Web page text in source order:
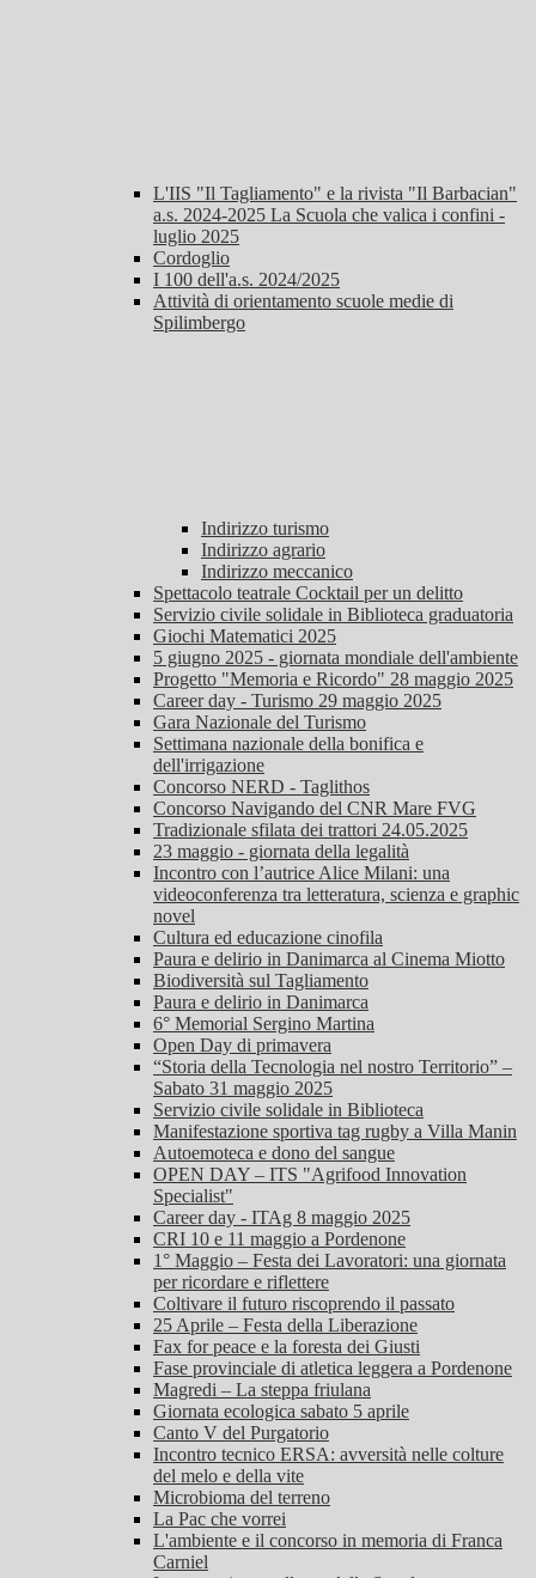
L'IIS "Il Tagliamento" e la rivista "Il Barbacian"
a.s. 2024-2025 La Scuola che valica i confini -
luglio 2025
Cordoglio
I 100 dell'a.s. 2024/2025
Attività di orientamento scuole medie di
Spilimbergo
Indirizzo turismo
Indirizzo agrario
Indirizzo meccanico
Spettacolo teatrale Cocktail per un delitto
Servizio civile solidale in Biblioteca graduatoria
Giochi Matematici 2025
5 giugno 2025 - giornata mondiale dell'ambiente
Progetto "Memoria e Ricordo" 28 maggio 2025
Career day - Turismo 29 maggio 2025
Gara Nazionale del Turismo
Settimana nazionale della bonifica e
dell'irrigazione
Concorso NERD - Taglithos
Concorso Navigando del CNR Mare FVG
Tradizionale sfilata dei trattori 24.05.2025
23 maggio - giornata della legalità
Incontro con l’autrice Alice Milani: una
videoconferenza tra letteratura, scienza e graphic
novel
Cultura ed educazione cinofila
Paura e delirio in Danimarca al Cinema Miotto
Biodiversità sul Tagliamento
Paura e delirio in Danimarca
6° Memorial Sergino Martina
Open Day di primavera
“Storia della Tecnologia nel nostro Territorio” –
Sabato 31 maggio 2025
Servizio civile solidale in Biblioteca
Manifestazione sportiva tag rugby a Villa Manin
Autoemoteca e dono del sangue
OPEN DAY – ITS "Agrifood Innovation
Specialist"
Career day - ITAg 8 maggio 2025
CRI 10 e 11 maggio a Pordenone
1° Maggio – Festa dei Lavoratori: una giornata
per ricordare e riflettere
Coltivare il futuro riscoprendo il passato
25 Aprile – Festa della Liberazione
Fax for peace e la foresta dei Giusti
Fase provinciale di atletica leggera a Pordenone
Magredi – La steppa friulana
Giornata ecologica sabato 5 aprile
Canto V del Purgatorio
Incontro tecnico ERSA: avversità nelle colture
del melo e della vite
Microbioma del terreno
La Pac che vorrei
L'ambiente e il concorso in memoria di Franca
Carniel